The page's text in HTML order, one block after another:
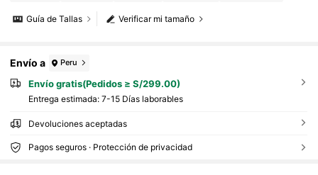
Verificar mi tamaño
Guía de Tallas
Envío a Peru
Envío gratis(Pedidos ≥ S/299.00)
Entrega estimada: 7-15 Días laborables
Devoluciones aceptadas
Pagos seguros · Protección de privacidad